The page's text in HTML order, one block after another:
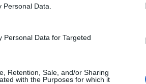
Data.
Personal Data for Targeted
Retention, Sale, and/or Sharing
with the Purposes for which it